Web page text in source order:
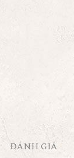
ĐÁNH GIÁ